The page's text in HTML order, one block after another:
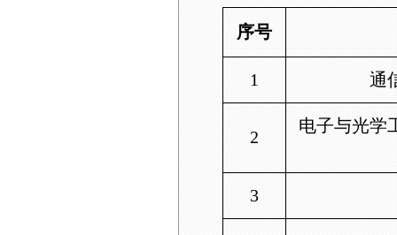
序号
1 通
2
电子与光学
3